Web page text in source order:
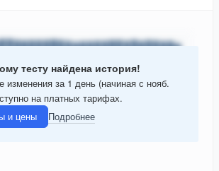
тесту найдена история!
изменения за 1 день (начиная с нояб.
на платных тарифах.
и цены
Подробнее